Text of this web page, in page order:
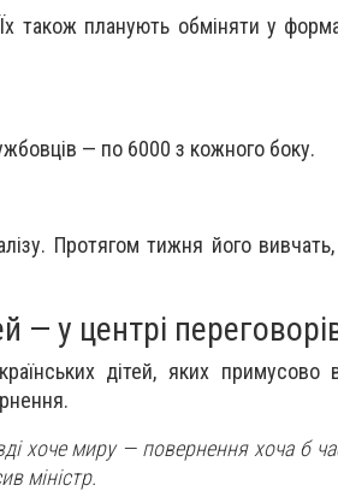
також планують обміняти у
— по 6000 з кожного боку.
Протягом тижня його
— у центрі
дітей, яких примусово
хоче миру — повернення хоча б
міністр.